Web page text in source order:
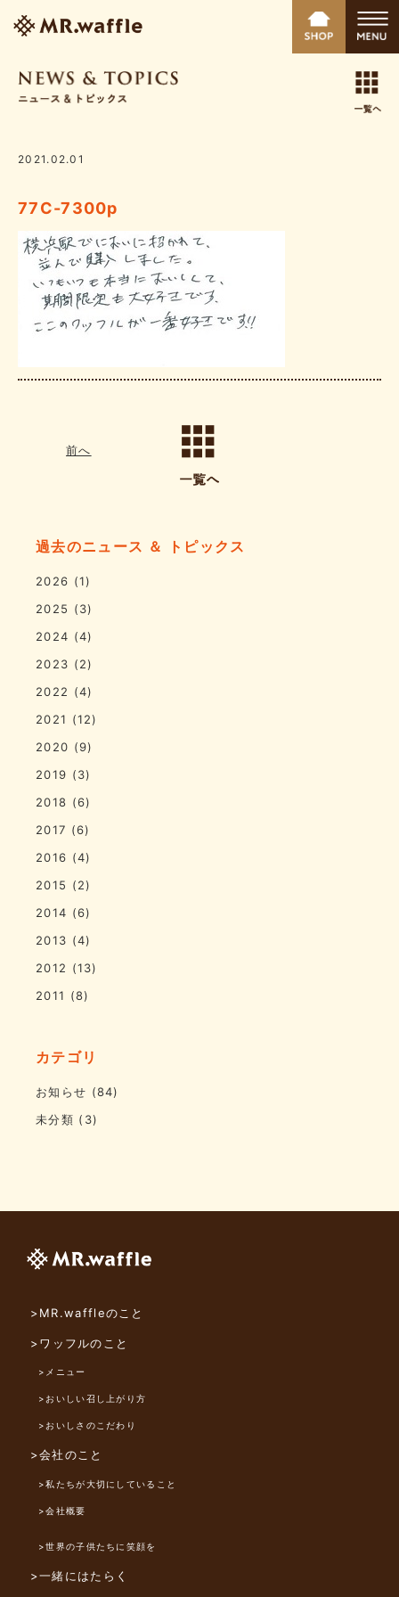
2021.02.01
77C-7300p
前へ
過去のニュース ＆ トピックス
2026 (1)
2025 (3)
2024 (4)
2023 (2)
2022 (4)
2021 (12)
2020 (9)
2019 (3)
2018 (6)
2017 (6)
2016 (4)
2015 (2)
2014 (6)
2013 (4)
2012 (13)
2011 (8)
カテゴリ
お知らせ (84)
未分類 (3)
>MR.waffleのこと
>ワッフルのこと
>メニュー
>おいしい召し上がり方
>おいしさのこだわり
>会社のこと
>私たちが大切にしていること
>会社概要
>世界の子供たちに笑顔を
>一緒にはたらく